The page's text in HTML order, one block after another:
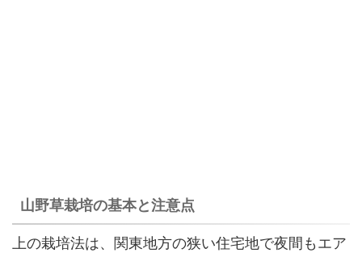
山野草栽培の基本と注意点
上の栽培法は、関東地方の狭い住宅地で夜間もエア